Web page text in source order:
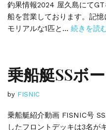
釣果情報2024 屋久島にて
船を営業しております。記
モリアルな1匹と… 続きを読
乗船艇SSボ
by FISNIC
乗船艇紹介動画 FISNIC号
したフロントデッキは3名が